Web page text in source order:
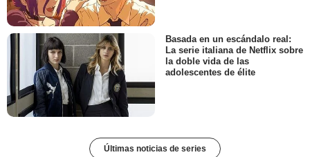
Basada en un escándalo real:
La serie italiana de Netflix sobre
la doble vida de las
adolescentes de élite
Últimas noticias de series